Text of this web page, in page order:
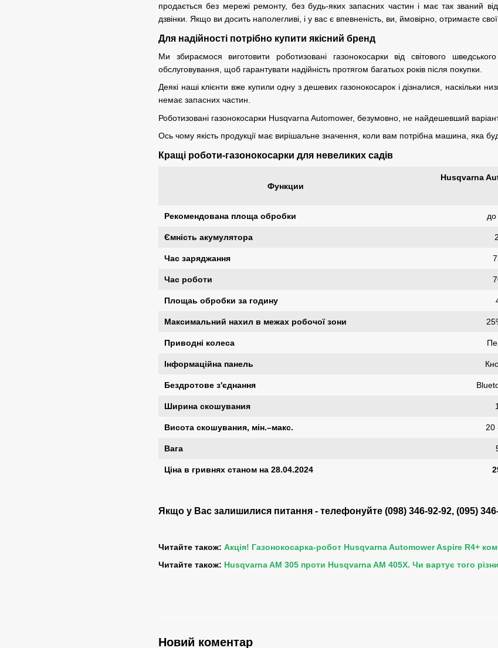
продається без мережі ремонту, без будь-яких запасних частин і має так званий
дзвінки. Якщо ви досить наполегливі, і у вас є впевненість, ви, ймовірно, отримаєте
Для надійності потрібно купити якісний бренд
Ми збираємося виготовити роботизовані газонокосарки від світового
обслуговування, щоб гарантувати надійність протягом багатьох років після покупки.
Деякі наші клієнти вже купили одну з дешевих газонокосарок і дізналися, наскільки
немає запасних частин.
Роботизовані газонокосарки Husqvarna Automower, безумовно, не найдешевший
Ось чому якість продукції має вирішальне значення, коли вам потрібна машина, яка
Кращі роботи-газонокосарки для невеликих садів
Функции
Husqvarna
Рекомендована площа обробки
Ємність акумулятора
Час заряджання
Час роботи
Площаь обробки за годину
Максимальний нахил в межах робочої зони
Приводні колеса
Інформаційна панель
Бездротове з'єднання
Ширина скошувания
Висота скошувания, мін.–макс. 20
Вага
Ціна в гривнях станом на 28.04.2024
Якщо у Вас залишилися питання - телефонуйте (098) 346-92-92, (095)
Читайте також: Акція! Газонокосарка-робот Husqvarna Automower Aspire R4+
Читайте також: Husqvarna AM 305 проти Husqvarna AM 405X. Чи вартує того
Новий коментар